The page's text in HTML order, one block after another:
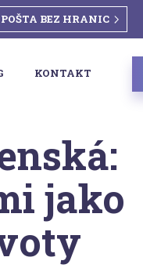
POŠTA BEZ HRANIC
KONTAKT
jako